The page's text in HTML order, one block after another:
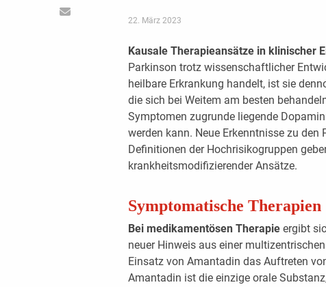
22. März 2023
Kausale Therapieansätze in klinischer
Parkinson trotz wissenschaftlicher
heilbare Erkrankung handelt, ist sie
die sich bei Weitem am besten
Symptomen zugrunde liegende
werden kann. Neue Erkenntnisse zu
Definitionen der Hochrisikogruppen
krankheitsmodifizierender Ansätze.
Symptomatische Therapien
Bei medikamentösen Therapieergibt
neuer Hinweis aus einer
Einsatz von Amantadin das Auftreten
Amantadin ist die einzige orale